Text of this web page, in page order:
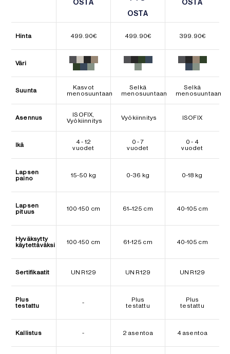
OSTA
OSTA
OSTA
OSTA
Hinta 499.90€ 499.90€ 399.90€
Väri
Suunta
Kasvot
menosuuntaan
Selkä
menosuuntaan
Selkä
menosuuntaan
Asennus
ISOFIX,
Vyökiinnitys
Vyökiinnitys ISOFIX
Ikä
4 - 12
vuodet
0 - 7
vuodet
0 - 4
vuodet
Lapsen
paino
15-50 kg 0-36 kg 0-18 kg
Lapsen
pituus
100-150 cm 61–125 cm 40-105 cm
Hyväksytty
käytettäväksi
100-150 cm 61-125 cm 40-105 cm
Sertifikaatit UN R129 UN R129 UN R129
Plus
testattu
-
Plus
testattu
Plus
testattu
Kallistus - 2 asentoa 4 asentoa